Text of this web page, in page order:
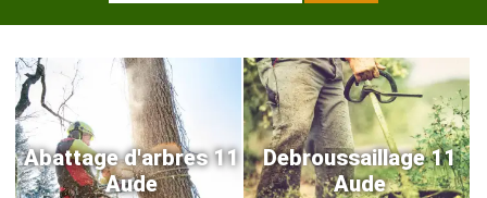
Abattage d'arbres 11
Aude
Debroussaillage 11
Aude